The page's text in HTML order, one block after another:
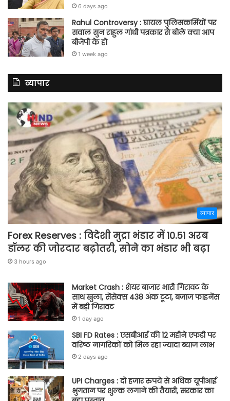
6 days ago
Rahul Controversy : घायल पुलिसकर्मियों पर
सवाल सुन राहुल गांधी पत्रकार से बोले क्या आप
बीजेपी के हो
1 week ago
व्यापार
व्यापार
Forex Reserves : विदेशी मुद्रा भंडार में 10.51 अरब
डॉलर की जोरदार बढ़ोतरी, सोने का भंडार भी बढ़ा
3 hours ago
Market Crash : शेयर बाजार भारी गिरावट के
साथ खुला, सेंसेक्स 438 अंक टूटा, बजाज फाइनेंस
में बड़ी गिरावट
1 day ago
SBI FD Rates : एसबीआई की 12 महीने एफडी पर
वरिष्ठ नागरिकों को मिल रहा ज्यादा ब्याज लाभ
2 days ago
UPI Charges : दो हजार रुपये से अधिक यूपीआई
भुगतान पर शुल्क लगाने की तैयारी, सरकार का